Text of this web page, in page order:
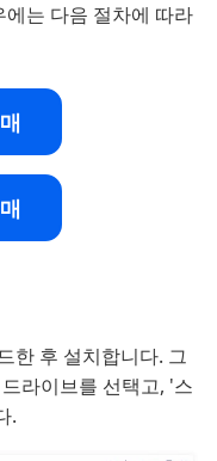
는 다음 절차에 따라
한 후 설치합니다. 그
라이브를 선택고, '스
.